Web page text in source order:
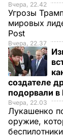
Вчера, 22.42
Угрозы
мировых
Post
Вчера, 22.37
создателе
подорвали
Вчера, 22.03
Лукашенко
оружие,